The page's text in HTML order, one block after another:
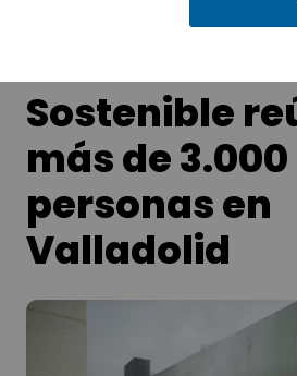
La Feria de
Sostenible
más de 3.000
personas en
Valladolid